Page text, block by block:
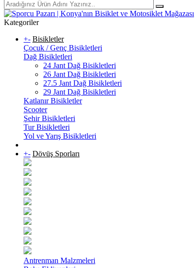
Kategoriler
+- Bisikletler
Çocuk / Genç Bisikletleri
Dağ Bisikletleri
24 Jant Dağ Bisikletleri
26 Jant Dağ Bisikletleri
27.5 Jant Dağ Bisikletleri
29 Jant Dağ Bisikletleri
Katlanır Bisikletler
Scooter
Şehir Bisikletleri
Tur Bisikletleri
Yol ve Yarış Bisikletleri
+- Dövüş Sporları
Antrenman Malzmeleri